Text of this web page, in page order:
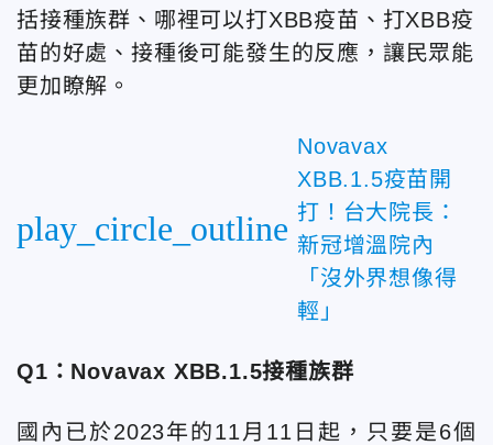
括接種族群、哪裡可以打XBB疫苗、打XBB疫
苗的好處、接種後可能發生的反應，讓民眾能
更加瞭解。
play_circle_outline
Novavax
XBB.1.5疫苗開
打！台大院長：
新冠增溫院內
「沒外界想像得
輕」
Q1：Novavax XBB.1.5接種族群
國內已於2023年的11月11日起，只要是6個